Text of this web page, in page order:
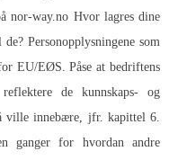
nor-way.no Hvor lagres dine
Personopplysningene som
EU/EØS. Påse at bedriftens
de kunnskaps- og
ville innebære, jfr. kapittel 6.
ganger for hvordan andre